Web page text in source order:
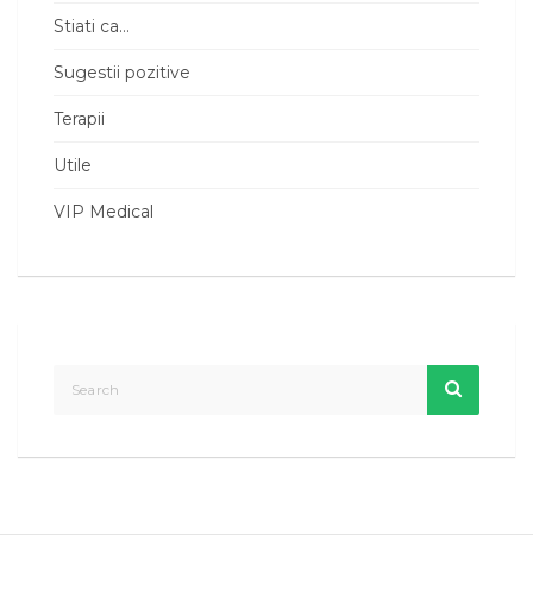
Stiati ca…
Sugestii pozitive
Terapii
Utile
VIP Medical